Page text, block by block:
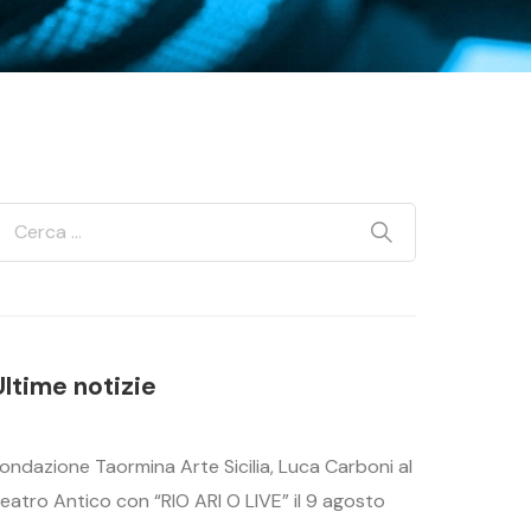
notizie
Taormina Arte Sicilia, Luca Carboni al
Antico con “RIO ARI O LIVE” il 9 agosto